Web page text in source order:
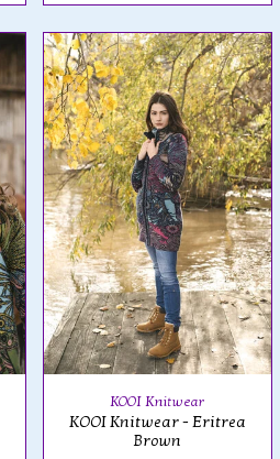
KOOI Knitwear
KOOI Knitwear - Eritrea
Brown